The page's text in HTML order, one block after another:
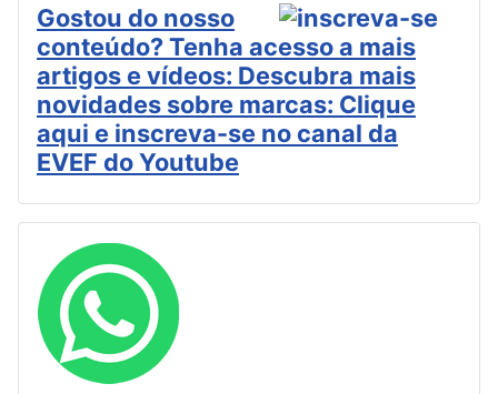
Gostou do nosso
conteúdo? Tenha acesso a mais
artigos e vídeos: Descubra mais
novidades sobre marcas: Clique
aqui e inscreva-se no canal da
EVEF do Youtube